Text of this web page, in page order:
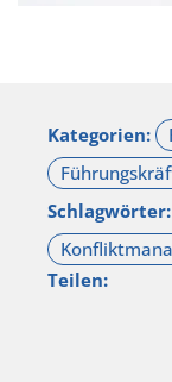
Kategorien:
Schlagwörter:
Teilen: